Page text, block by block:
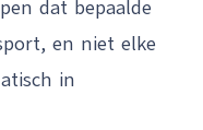
dat bepaalde
en niet elke
in